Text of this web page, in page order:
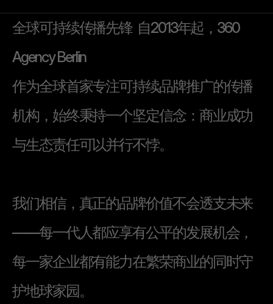
全球可持续传播先锋 自2013年起 ， 360
AgencyBerlin
作为全球首家专注可持续品牌推广的传播
机构， 始终秉持一个坚定信念： 商业成功
与生态责任可以并行不悖。
我们相信， 真正的品牌价值不会透支未来
——每一代人都应享有公平的发展机会，
每一家企业都有能力在繁荣商业的同时守
护地球家园。